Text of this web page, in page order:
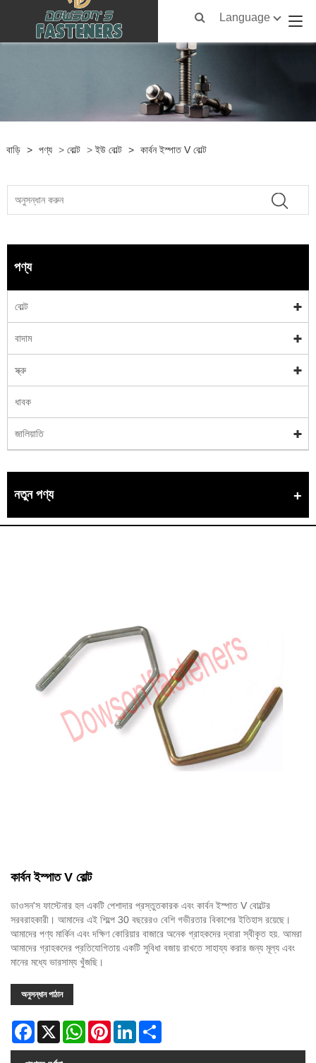
Language
বাড়ি > পণ্য > বোল্ট >ইউ বোল্ট > কার্বন ইস্পাত V বোল্ট
পণ্য
বোল্ট
বাদাম
স্ক্রু
ধাবক
জালিয়াতি
নতুন পণ্য
কার্বন ইস্পাত V বোল্ট
ডাওসন'স ফাস্টেনার হল একটি পেশাদার প্রস্তুতকারক এবং কার্বন ইস্পাত V বোল্টের
সরবরাহকারী। আমাদের এই শিল্পে 30 বছরেরও বেশি গভীরতার বিকাশের ইতিহাস রয়েছে।
আমাদের পণ্য মার্কিন এবং দক্ষিণ কোরিয়ার বাজারে অনেক গ্রাহকদের দ্বারা স্বীকৃত হয়. আমরা
আমাদের গ্রাহকদের প্রতিযোগিতায় একটি সুবিধা বজায় রাখতে সাহায্য করার জন্য মূল্য এবং
মানের মধ্যে ভারসাম্য খুঁজছি।
অনুসন্ধান পাঠান
Facebook
X WhatsAppPinterestLinkedIn